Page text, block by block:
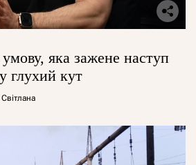
яка зажене наступ
глухий кут